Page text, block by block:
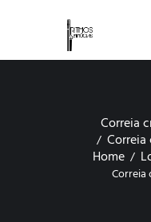
Correia
Correia
Home
Correia